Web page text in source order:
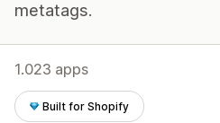
metatags.
1.023 apps
Built for Shopify